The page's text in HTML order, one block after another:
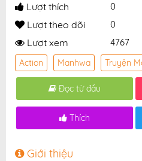
Lượt thích 0
Lượt theo dõi 0
Lượt xem 4767
Action Manhwa Truyện
Đọc từ đầu
Thích
Giới thiệu